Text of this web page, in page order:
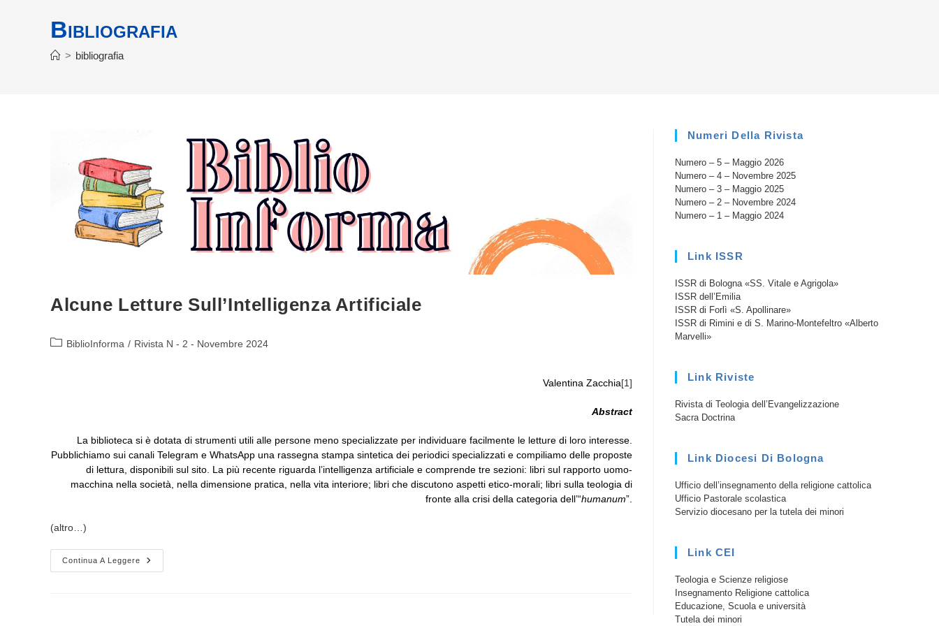
Bibliografia
> bibliografia
Alcune Letture Sull’Intelligenza Artificiale
Categoria
BiblioInforma / Rivista N - 2 - Novembre 2024
Valentina Zacchia[1]
Abstract
La biblioteca si è dotata di strumenti utili alle persone meno specializzate per individuare facilmente le letture di loro interesse.
Pubblichiamo sui canali Telegram e WhatsApp una rassegna stampa sintetica dei periodici specializzati e compiliamo delle proposte
di lettura, disponibili sul sito. La più recente riguarda l’intelligenza artificiale e comprende tre sezioni: libri sul rapporto uomo-
macchina nella società, nella dimensione pratica, nella vita interiore; libri che discutono aspetti etico-morali; libri sulla teologia di
fronte alla crisi della categoria dell’“humanum”.
(altro…)
Continua A Leggere
Alcune
Letture
Numeri Della Rivista
Numero – 5 – Maggio 2026
Numero – 4 – Novembre 2025
Numero – 3 – Maggio 2025
Numero – 2 – Novembre 2024
Numero – 1 – Maggio 2024
Link ISSR
ISSR di Bologna «SS. Vitale e Agrigola»
ISSR dell’Emilia
ISSR di Forlì «S. Apollinare»
ISSR di Rimini e di S. Marino-Montefeltro «Alberto
Marvelli»
Link Riviste
Rivista di Teologia dell’Evangelizzazione
Sacra Doctrina
Link Diocesi Di Bologna
Ufficio dell’insegnamento della religione cattolica
Ufficio Pastorale scolastica
Servizio diocesano per la tutela dei minori
Link CEI
Teologia e Scienze religiose
Insegnamento Religione cattolica
Educazione, Scuola e università
Tutela dei minori